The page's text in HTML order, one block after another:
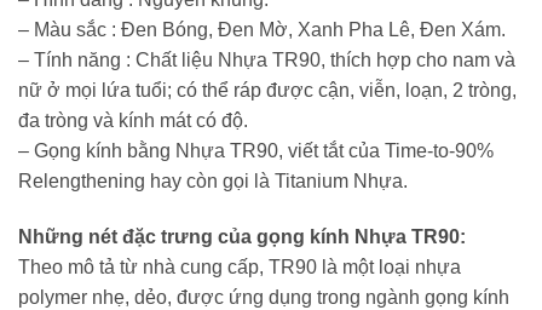
– Màu sắc : Đen Bóng, Đen Mờ, Xanh Pha Lê, Đen Xám.
– Tính năng : Chất liệu Nhựa TR90, thích hợp cho nam và
nữ ở mọi lứa tuổi; có thể ráp được cận, viễn, loạn, 2 tròng,
đa tròng và kính mát có độ.
– Gọng kính bằng Nhựa TR90, viết tắt của Time-to-90%
Relengthening hay còn gọi là Titanium Nhựa.
Những nét đặc trưng của gọng kính Nhựa TR90:
Theo mô tả từ nhà cung cấp, TR90 là một loại nhựa
polymer nhẹ, dẻo, được ứng dụng trong ngành gọng kính